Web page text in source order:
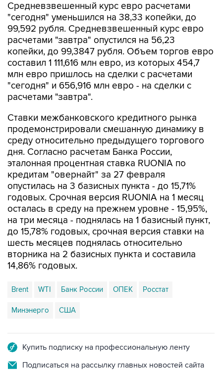
Средневзвешенный курс евро расчетами
"сегодня" уменьшился на 38,33 копейки, до
99,592 рубля. Средневзвешенный курс евро
расчетами "завтра" опустился на 56,23
копейки, до 99,3847 рубля. Объем торгов евро
составил 1 111,616 млн евро, из которых 454,7
млн евро пришлось на сделки с расчетами
"сегодня" и 656,916 млн евро - на сделки с
расчетами "завтра".
Ставки межбанковского кредитного рынка
продемонстрировали смешанную динамику в
среду относительно предыдущего торгового
дня. Согласно расчетам Банка России,
эталонная процентная ставка RUONIA по
кредитам "овернайт" за 27 февраля
опустилась на 3 базисных пункта - до 15,71%
годовых. Срочная версия RUONIA на 1 месяц
осталась в среду на прежнем уровне - 15,95%,
на три месяца - поднялась на 1 базисный пункт,
до 15,78% годовых, срочная версия ставки на
шесть месяцев поднялась относительно
вторника на 2 базисных пункта и составила
14,86% годовых.
Brent WTI Банк России ОПЕК Росстат
Минэнерго США
Купить подписку на профессиональную ленту
Подписаться на рассылку главных новостей сайта